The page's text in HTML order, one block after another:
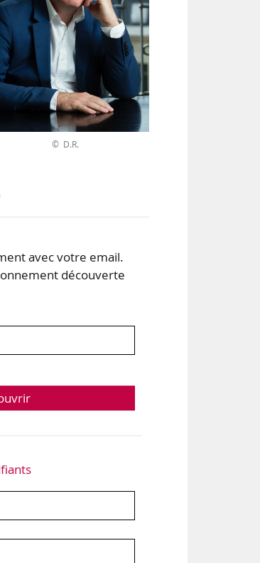
© D.R.
avec votre email.
découverte